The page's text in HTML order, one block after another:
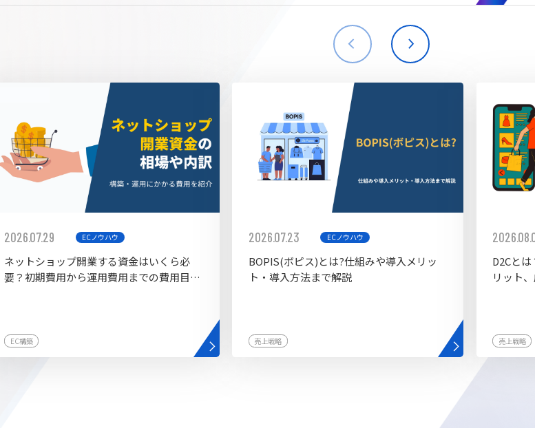
AIカスタマイズ開発 AI buddy
2026.07.29 ECノウハウ
ネットショップ開業する資金はいくら必
要？初期費用から運用費用までの費用目安
EC構築
2026.07.23 ECノウハウ
BOPIS(ボピス)とは?仕組みや導入メリッ
ト・導入方法まで解説
売上戦略
D2Cと
リット
売上戦略